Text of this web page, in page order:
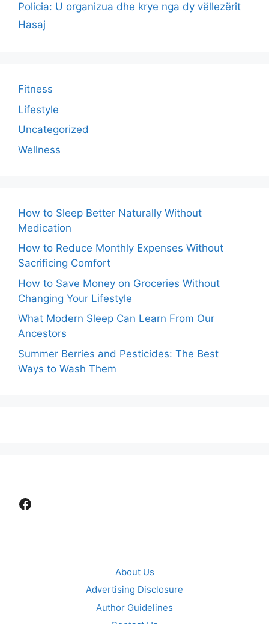
Policia: U organizua dhe krye nga dy vëllezërit
Hasaj
Fitness
Lifestyle
Uncategorized
Wellness
How to Sleep Better Naturally Without
Medication
How to Reduce Monthly Expenses Without
Sacrificing Comfort
How to Save Money on Groceries Without
Changing Your Lifestyle
What Modern Sleep Can Learn From Our
Ancestors
Summer Berries and Pesticides: The Best
Ways to Wash Them
Facebook
About Us
Advertising Disclosure
Author Guidelines